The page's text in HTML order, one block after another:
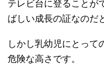
テレビ台に登ることが
ばしい成長の証なのだ
しかし乳幼児にとって
危険な高さです。